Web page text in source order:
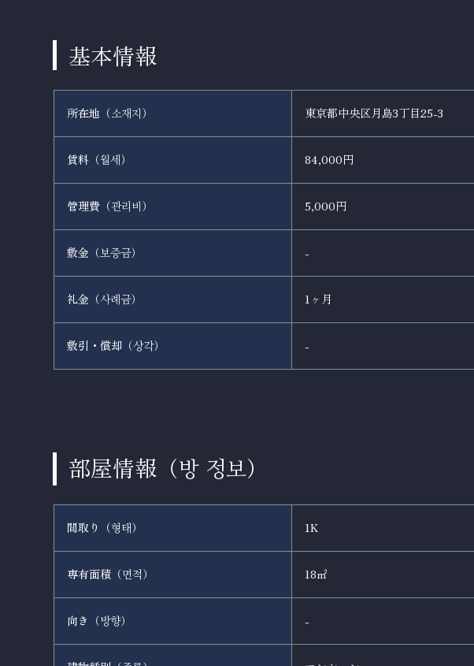
基本情報
所在地（ 소재지 ） 東京都中央区月島3丁目25-3
賃料（월세 ） 84,000円
管理費（관리비 ） 5,000円
敷金（ 보증금） -
礼金（사례금） 1ヶ月
敷引・償却（상각） -
部屋情報（방 정보）
間取り（형태 ） 1K
専有面積（ 면적 ） 18㎡
向き（ 방향） -